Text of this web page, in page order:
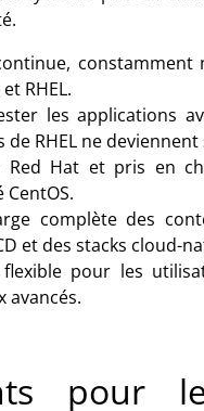
constamment
RHEL.
les applications
de RHEL ne deviennent
Red Hat et pris en
complète des
et des stacks cloud-
pour les
avancés.
pour